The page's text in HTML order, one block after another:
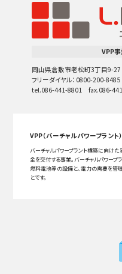
VPP
岡山県倉敷市老松町3丁目9-27
フリーダイヤル：0800-200-8485
tel.086-441-8801 fax.086-
VPP（バーチャルパワープラント
バーチャルパワープラント構築に向け
金を交付する事業。バーチャルパワープ
燃料電池等の設備と、電力の需要を管
とです。